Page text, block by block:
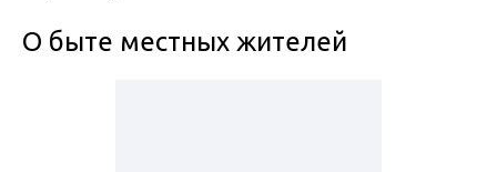
О быте местных жителей